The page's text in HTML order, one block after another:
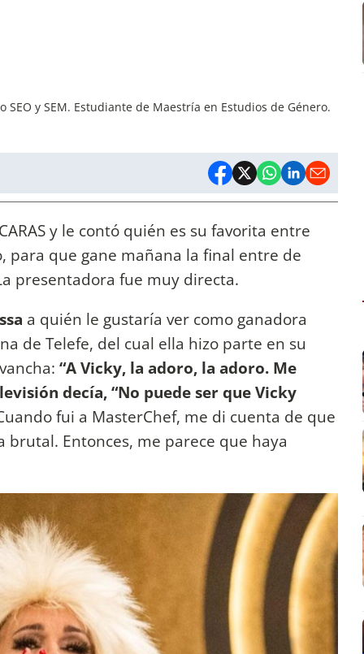
y SEM. Estudiante de Maestría en Estudios de Género.
y le contó quién es su favorita entre
para que gane mañana la final entre de
presentadora fue muy directa.
a quién le gustaría ver como ganadora
de Telefe, del cual ella hizo parte en su
“A Vicky, la adoro, la adoro. Me
decía, “No puede ser que Vicky
fui a MasterChef, me di cuenta de que
brutal. Entonces, me parece que haya